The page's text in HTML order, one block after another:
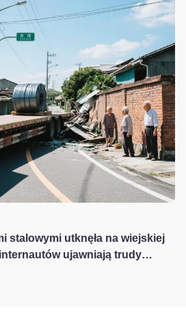
stalowymi utknęła na wiejskiej
ujawniają trudy